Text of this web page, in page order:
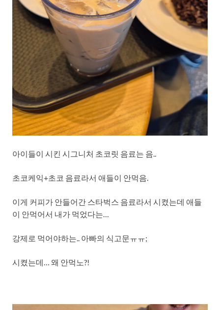
아이들이 시킨 시그니처 초코릿 음료는 음..
초코케익+초코 음료라서 애들이 안먹음.
이게 커피가 안들어간 스타벅스 음료라서 시켰는데 애들
이 안먹어서 내가 먹었다는…
강제로 먹어야하는.. 아빠의 식고문ㅠㅠ;
시켰는데… 왜 안먹노?!